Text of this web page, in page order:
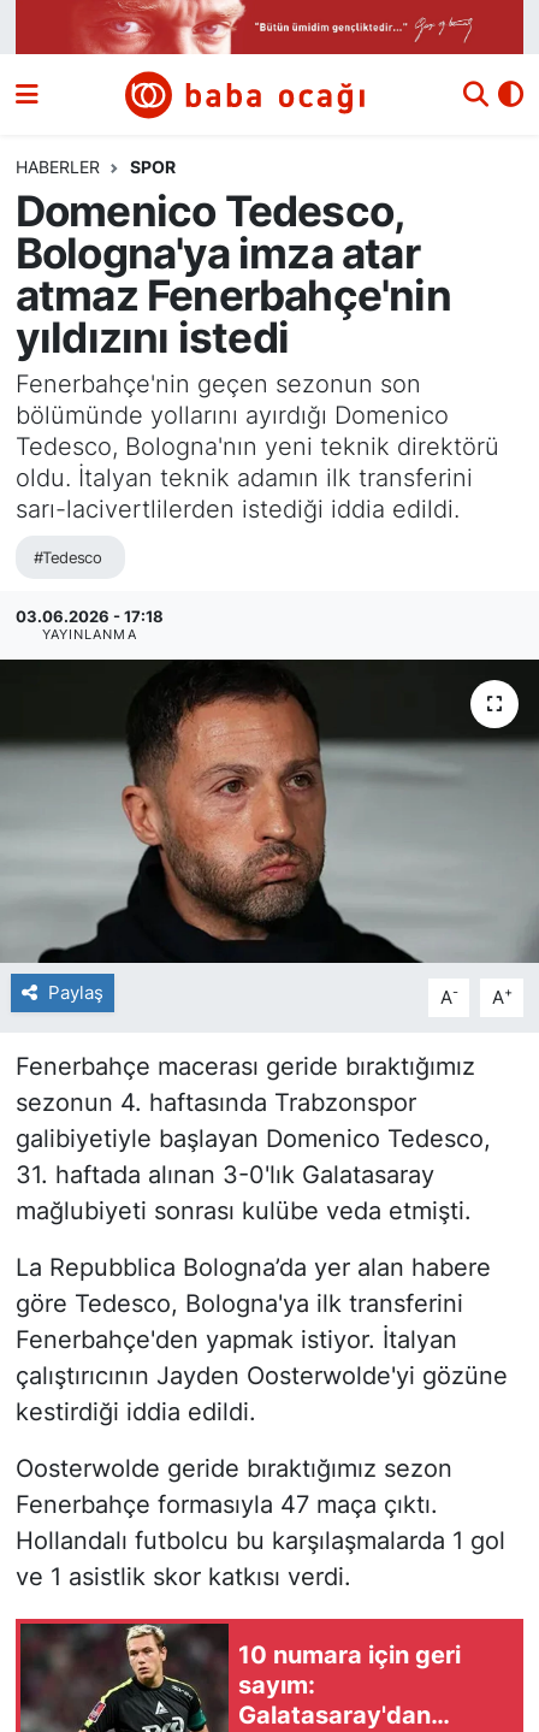
HABERLER SPOR
Domenico Tedesco,
Bologna'ya imza atar
atmaz Fenerbahçe'nin
yıldızını istedi
Fenerbahçe'nin geçen sezonun son
bölümünde yollarını ayırdığı Domenico
Tedesco, Bologna'nın yeni teknik direktörü
oldu. İtalyan teknik adamın ilk transferini
sarı-lacivertlilerden istediği iddia edildi.
#Tedesco
03.06.2026 - 17:18
YAYINLANMA
Paylaş A- A+
Fenerbahçe macerası geride bıraktığımız
sezonun 4. haftasında Trabzonspor
galibiyetiyle başlayan Domenico Tedesco,
31. haftada alınan 3-0'lık Galatasaray
mağlubiyeti sonrası kulübe veda etmişti.
La Repubblica Bologna’da yer alan habere
göre Tedesco, Bologna'ya ilk transferini
Fenerbahçe'den yapmak istiyor. İtalyan
çalıştırıcının Jayden Oosterwolde'yi gözüne
kestirdiği iddia edildi.
Oosterwolde geride bıraktığımız sezon
Fenerbahçe formasıyla 47 maça çıktı.
Hollandalı futbolcu bu karşılaşmalarda 1 gol
ve 1 asistlik skor katkısı verdi.
10 numara için geri
sayım:
Galatasaray'dan
Siyaset
Ekonomi
Dünya
Kültür ve Sanat
Eğitim
Bilim ve Teknoloji
Yazı Dizisi
Nöbetçi Eczaneler
Namaz Vakitleri
Trafik Durumu
Süper Lig Puan Durumu ve Fikstür
Tüm Manşetler
Son Dakika Haberleri
Haber Arşivi